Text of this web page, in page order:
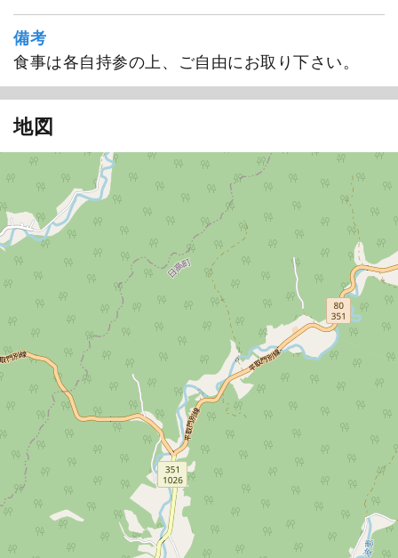
備考
食事は各自持参の上、ご自由にお取り下さい。
地図